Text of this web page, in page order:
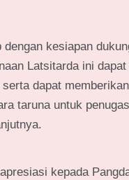
dengan kesiapan
Latsitarda ini
dapat
taruna untuk
kepada